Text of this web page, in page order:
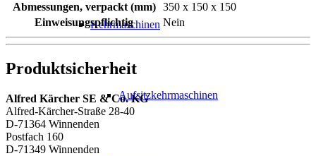
Kehrmaschinen
Aufsitzkehrmaschinen
Abmessungen, verpackt (mm)
350 x 150 x 150
Einweisungspflichtig
Nein
Produktsicherheit
Alfred Kärcher SE & Co. KG
Alfred-Kärcher-Straße 28-40
D-71364 Winnenden
Postfach 160
D-71349 Winnenden